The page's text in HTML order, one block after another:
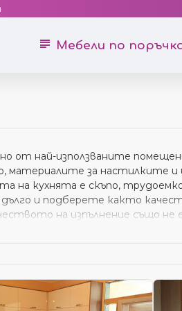
Мебели по
от най-използваните
материалите за настилките
на кухнята е скъпо,
и подберете както
на изпълнение също не